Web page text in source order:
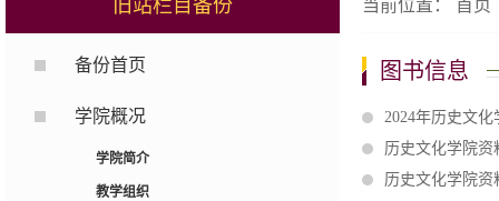
旧站栏目备份
备份首页
学院概况
学院简介
教学组织
当前位置： 首页
图书信息
2024年历史文
历史文化学院资
历史文化学院资